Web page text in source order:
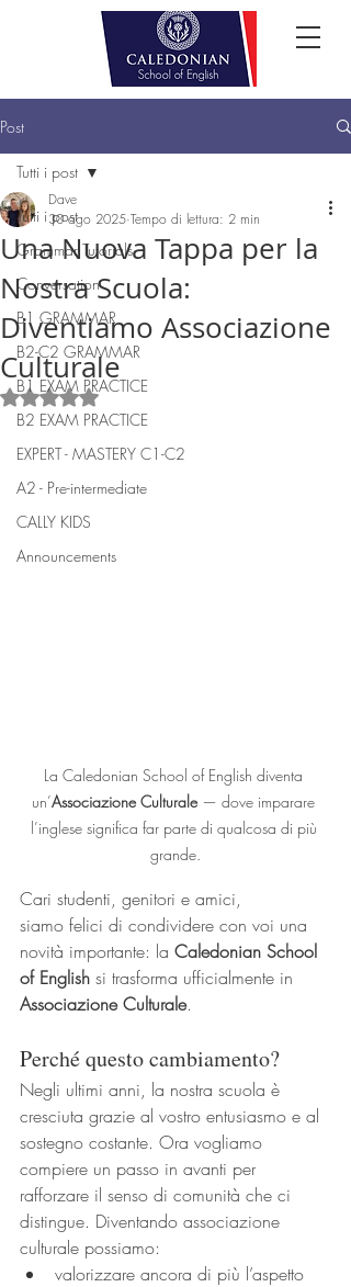
Post
Tutti i post
Grammar Tutorials
Conversation
B1 GRAMMAR
B2-C2 GRAMMAR
B1 EXAM PRACTICE
B2 EXAM PRACTICE
EXPERT - MASTERY C1-C2
A2 - Pre-intermediate
CALLY KIDS
Announcements
Tutti i post
Una Nuova Tappa per la
Nostra Scuola:
Diventiamo Associazione
Culturale
Dave
30 ago 2025 Tempo di lettura: 2 min
Valutazione NaN stelle su 5.
La Caledonian School of English diventa
un’Associazione Culturale — dove imparare
l’inglese significa far parte di qualcosa di più
grande.
Cari studenti, genitori e amici,
siamo felici di condividere con voi una
novità importante: la Caledonian School
of English si trasforma ufficialmente in
Associazione Culturale.
Perché questo cambiamento?
Negli ultimi anni, la nostra scuola è
cresciuta grazie al vostro entusiasmo e al
sostegno costante. Ora vogliamo
compiere un passo in avanti per
rafforzare il senso di comunità che ci
distingue. Diventando associazione
culturale possiamo:
valorizzare ancora di più l’aspetto